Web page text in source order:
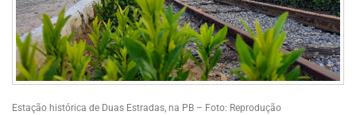
Estação histórica de Duas Estradas, na PB – Foto: Reprodução